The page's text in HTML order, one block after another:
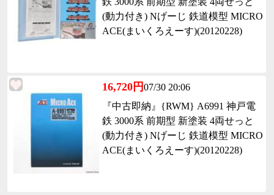
(動力付き) Nげーじ 鉄道模型 MICRO
ACE(まいくろえーす)(20120228)
16,720円07/30 20:06
『中古即納』{RWM} A6991 神戸電
鉄 3000系 前期型 新塗装 4両せっと
(動力付き) Nげーじ 鉄道模型 MICRO
ACE(まいくろえーす)(20120228)